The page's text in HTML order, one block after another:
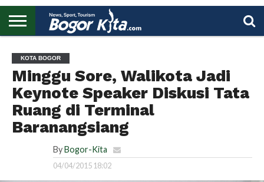
UTAMA
KOTA BOGOR
Minggu Sore, Walikota Jadi
Keynote Speaker Diskusi Tata
Ruang di Terminal
Baranangsiang
By Bogor-Kita
04/04/2015 18:02